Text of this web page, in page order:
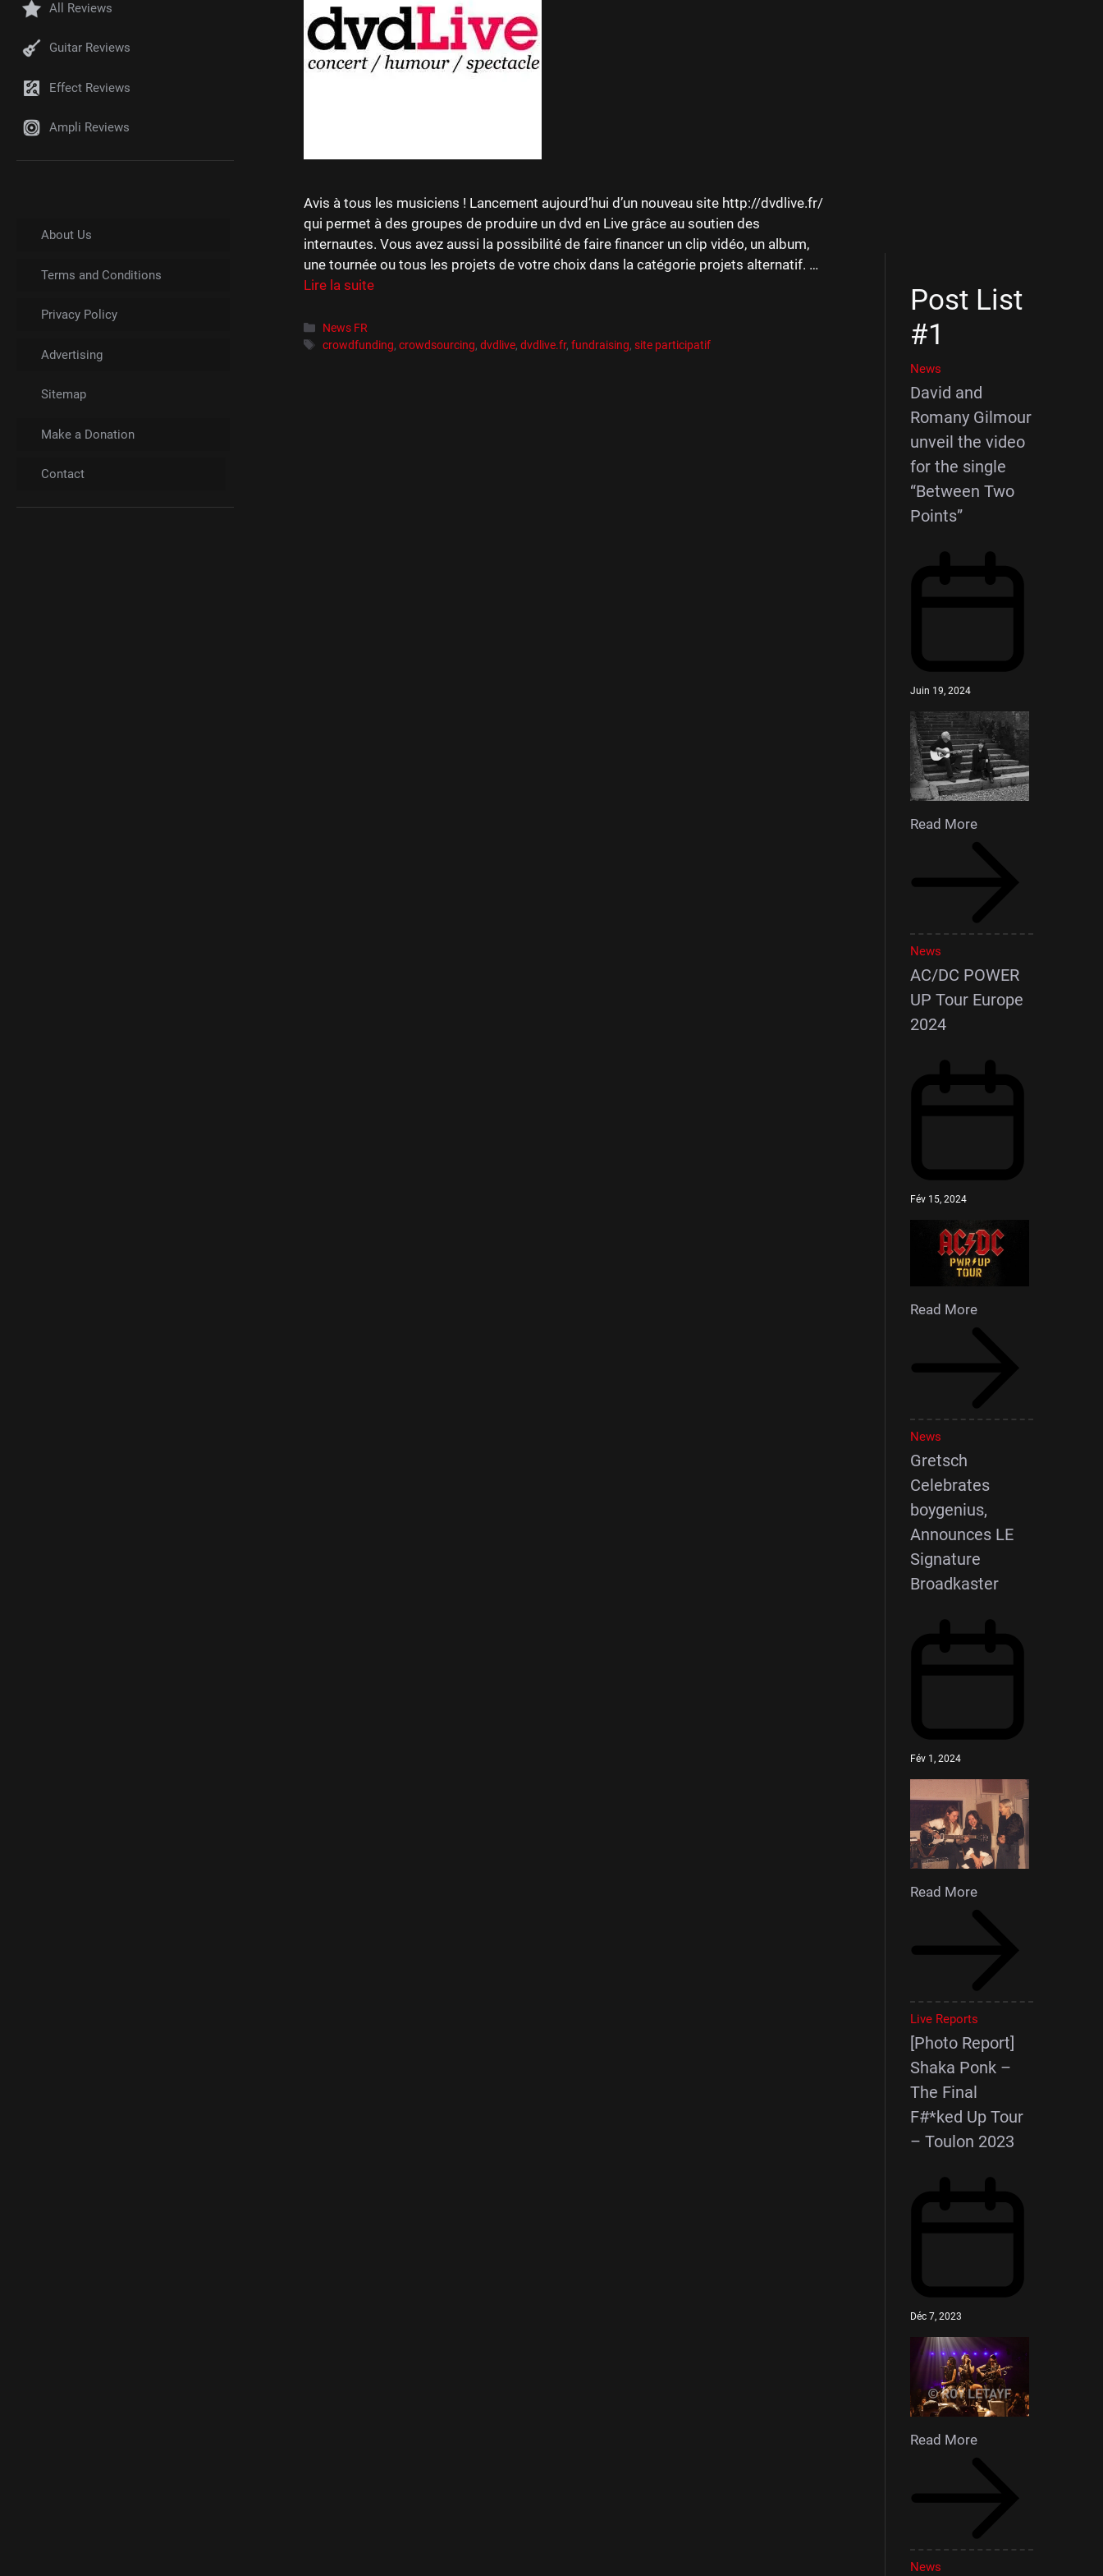
Avis à tous les musiciens ! Lancement aujourd’hui d’un nouveau site http://dvdlive.fr/
qui permet à des groupes de produire un dvd en Live grâce au soutien des
internautes. Vous avez aussi la possibilité de faire financer un clip vidéo, un album,
une tournée ou tous les projets de votre choix dans la catégorie projets alternatif. …
Lire la suite
Catégories
News FR
Étiquettes
crowdfunding,crowdsourcing,dvdlive,dvdlive.fr,fundraising,site participatif
All Reviews
Guitar Reviews
Effect Reviews
Ampli Reviews
About Us
Terms and Conditions
Privacy Policy
Advertising
Sitemap
Make a Donation
Contact
Post List
#1
News
David and
Romany Gilmour
unveil the video
for the single
“Between Two
Points”
Juin 19, 2024
Read More
News
AC/DC POWER
UP Tour Europe
2024
Fév 15, 2024
Read More
News
Gretsch
Celebrates
boygenius,
Announces LE
Signature
Broadkaster
Fév 1, 2024
Read More
Live Reports
[Photo Report]
Shaka Ponk –
The Final
F#*ked Up Tour
– Toulon 2023
Déc 7, 2023
Read More
News